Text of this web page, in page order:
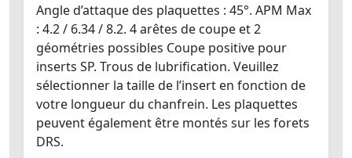
Angle d’attaque des plaquettes : 45°. APM Max
: 4.2 / 6.34 / 8.2. 4 arêtes de coupe et 2
géométries possibles Coupe positive pour
inserts SP. Trous de lubrification. Veuillez
sélectionner la taille de l’insert en fonction de
votre longueur du chanfrein. Les plaquettes
peuvent également être montés sur les forets
DRS.